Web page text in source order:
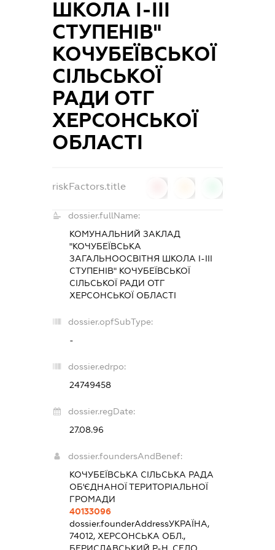
ШКОЛА І-ІІІ
СТУПЕНІВ"
КОЧУБЕЇВСЬКОЇ
СІЛЬСЬКОЇ
РАДИ ОТГ
ХЕРСОНСЬКОЇ
ОБЛАСТІ
riskFactors.title
dossier.fullName:
КОМУНАЛЬНИЙ ЗАКЛАД
"КОЧУБЕЇВСЬКА
ЗАГАЛЬНООСВІТНЯ ШКОЛА І-ІІІ
СТУПЕНІВ" КОЧУБЕЇВСЬКОЇ
СІЛЬСЬКОЇ РАДИ ОТГ
ХЕРСОНСЬКОЇ ОБЛАСТІ
dossier.opfSubType:
-
dossier.edrpo:
24749458
dossier.regDate:
27.08.96
dossier.foundersAndBenef:
КОЧУБЕЇВСЬКА СІЛЬСЬКА РАДА
ОБ'ЄДНАНОЇ ТЕРИТОРІАЛЬНОЇ
ГРОМАДИ
40133096
dossier.founderAddressУКРАЇНА,
74012, ХЕРСОНСЬКА ОБЛ.,
БЕРИСЛАВСЬКИЙ Р-Н, СЕЛО